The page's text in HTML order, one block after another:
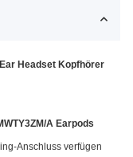
Headset Kopfhörer
A Earpods
Anschluss verfügen